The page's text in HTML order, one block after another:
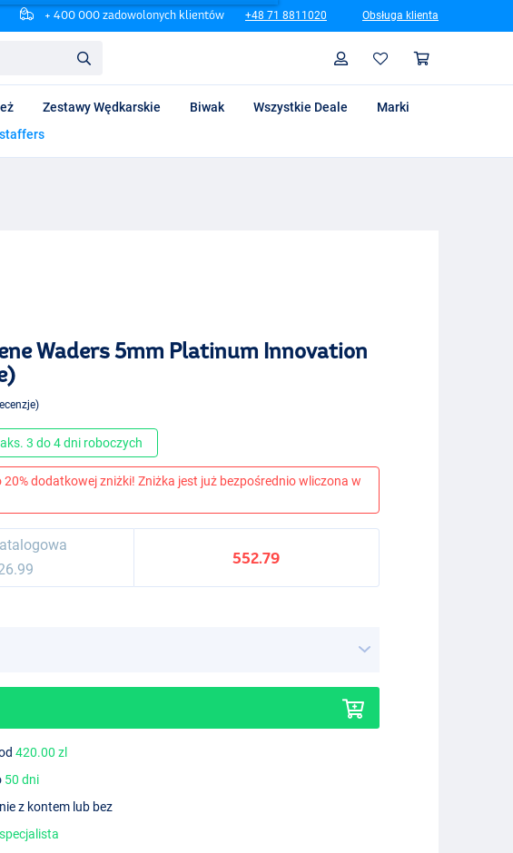
+ 400 000 zadowolonych klientów +48 71 8811020 Obsługa klienta
Profil
Zestawy Wędkarskie Biwak Wszystkie Deale
Marki
Waders 5mm Platinum Innovation
3 do 4 dni roboczych
20% dodatkowej zniżki! Zniżka jest już bezpośrednio wliczona w
552.79
420.00 zl
50 dni
z kontem lub bez
specjalista